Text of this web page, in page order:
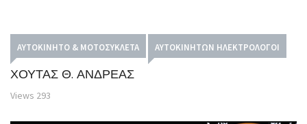
ΑΥΤΟΚΊΝΗΤΟ & ΜΟΤΟΣΥΚΛΈΤΑ ΑΥΤΟΚΙΝΉΤΩΝ ΗΛΕΚΤΡΟΛΌΓΟΙ
ΧΟΥΤΑΣ Θ. ΑΝΔΡΕΑΣ
Views 293